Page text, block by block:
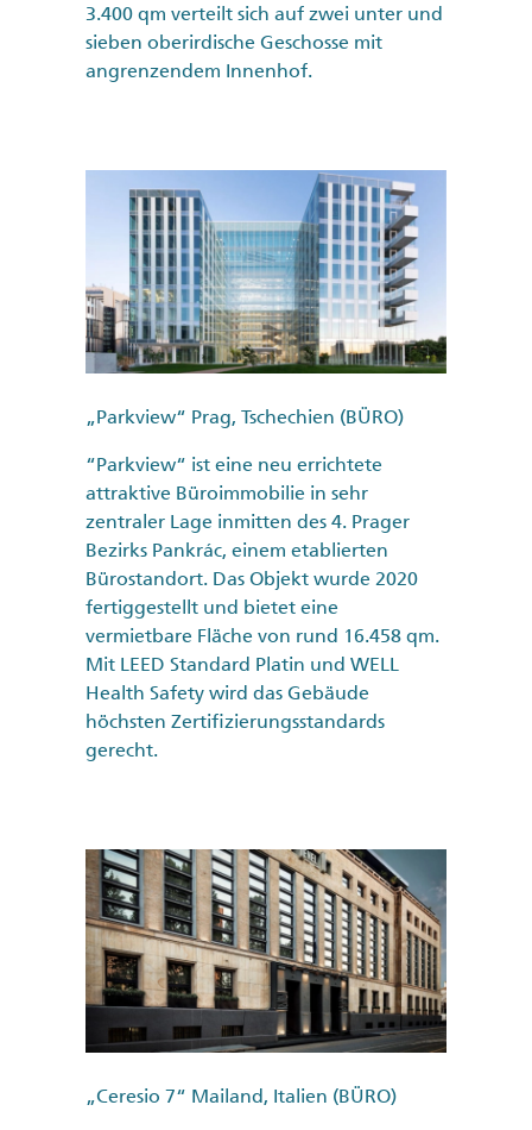
3.400 qm verteilt sich auf zwei unter und
sieben oberirdische Geschosse mit
angrenzendem Innenhof.
„Parkview“ Prag, Tschechien (BÜRO)
“Parkview“ ist eine neu errichtete
attraktive Büroimmobilie in sehr
zentraler Lage inmitten des 4. Prager
Bezirks Pankrác, einem etablierten
Bürostandort. Das Objekt wurde 2020
fertiggestellt und bietet eine
vermietbare Fläche von rund 16.458 qm.
Mit LEED Standard Platin und WELL
Health Safety wird das Gebäude
höchsten Zertifizierungsstandards
gerecht.
„Ceresio 7“ Mailand, Italien (BÜRO)